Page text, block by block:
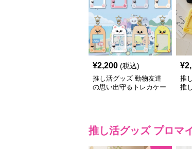
¥2,200 (税込)
推し活グッズ 動物友達
の思い出守るトレカケー
¥
推
推
推し活グッズ プロマ